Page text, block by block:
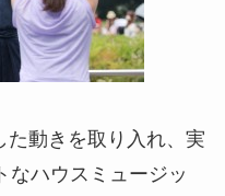
た動きを取り入れ、実
なハウスミュージッ